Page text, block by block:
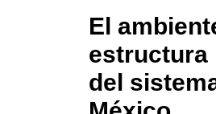
El
estructura
del